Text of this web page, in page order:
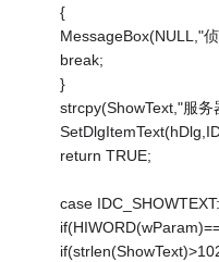
{
MessageBox(NULL,"
break;
}
strcpy(ShowText,"服
return TRUE;
case IDC_SHOWTEXT: